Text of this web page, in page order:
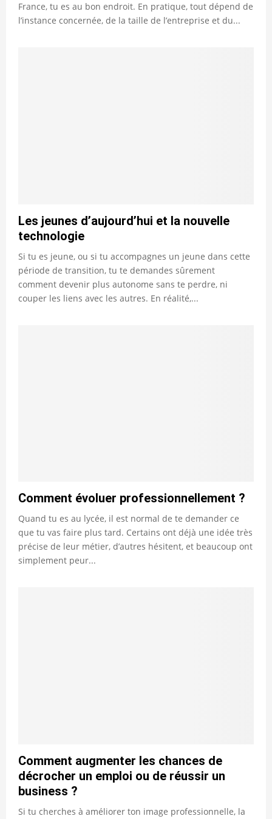
France, tu es au bon endroit. En pratique, tout dépend de
l’instance concernée, de la taille de l’entreprise et du...
Les jeunes d’aujourd’hui et la nouvelle
technologie
Si tu es jeune, ou si tu accompagnes un jeune dans cette
période de transition, tu te demandes sûrement
comment devenir plus autonome sans te perdre, ni
couper les liens avec les autres. En réalité,...
Comment évoluer professionnellement ?
Quand tu es au lycée, il est normal de te demander ce
que tu vas faire plus tard. Certains ont déjà une idée très
précise de leur métier, d’autres hésitent, et beaucoup ont
simplement peur...
Comment augmenter les chances de
décrocher un emploi ou de réussir un
business ?
Si tu cherches à améliorer ton image professionnelle, la